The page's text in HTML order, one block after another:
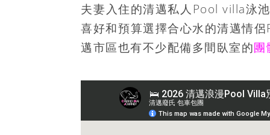
夫妻入住的清邁私人 Pool villa泳
喜好和預算選擇合心水的清邁情
邁市區也有不少配備多間臥室的團